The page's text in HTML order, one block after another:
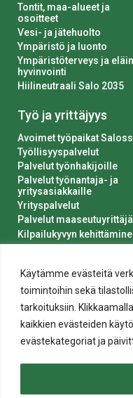
Käytämme evästeitä
toimintoihin sekä
tarkoituksiin.
kaikkien evästeiden
evästekategoriat ja
Tontit, maa-alueet ja
osoitteet
Vesi- ja jätehuolto
Ympäristö ja luonto
Ympäristöterveys ja
hyvinvointi
Hiilineutraali Salo 2035
Työ ja yrittäjyys
Avoimet työpaikat
Työllisyyspalvelut
Palvelut työnhakijoille
Palvelut työnantaja- ja
yritysasiakkaille
Yrityspalvelut
Palvelut
Kilpailukyvyn